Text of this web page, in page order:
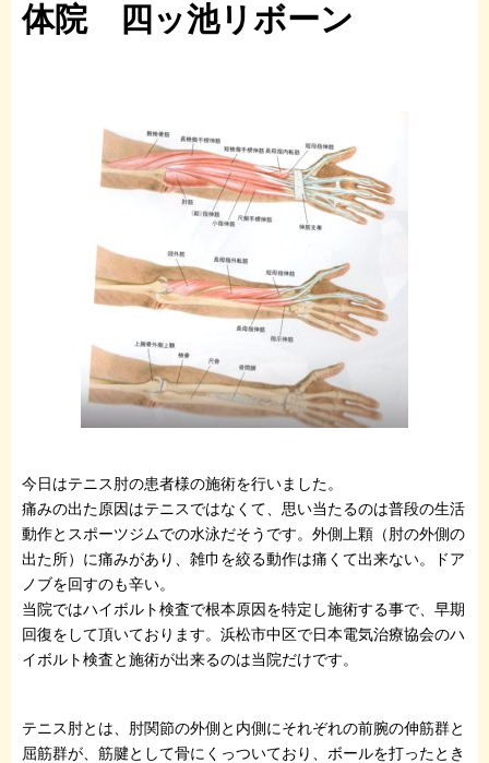
体院 四ッ池リボーン
今日はテニス肘の患者様の施術を行いました。
痛みの出た原因はテニスではなくて、思い当たるのは普段の生活
動作とスポーツジムでの水泳だそうです。外側上顆（肘の外側の
出た所）に痛みがあり、雑巾を絞る動作は痛くて出来ない。ドア
ノブを回すのも辛い。
当院ではハイボルト検査で根本原因を特定し施術する事で、早期
回復をして頂いております。浜松市中区で日本電気治療協会のハ
イボルト検査と施術が出来るのは当院だけです。
テニス肘とは、肘関節の外側と内側にそれぞれの前腕の伸筋群と
屈筋群が、筋腱として骨にくっついており、ボールを打ったとき